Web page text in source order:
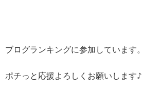
ブログランキングに参加しています。
ポチっと応援よろしくお願いします♪